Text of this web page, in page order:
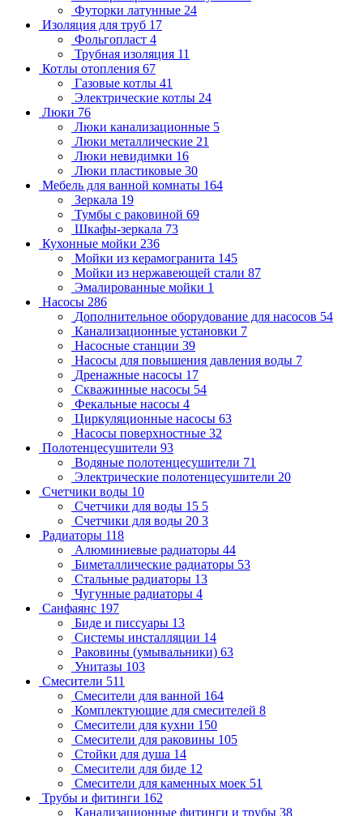
Футорки латунные 24
Изоляция для труб 17
Фольгопласт 4
Трубная изоляция 11
Котлы отопления 67
Газовые котлы 41
Электрические котлы 24
Люки 76
Люки канализационные 5
Люки металлические 21
Люки невидимки 16
Люки пластиковые 30
Мебель для ванной комнаты 164
Зеркала 19
Тумбы с раковиной 69
Шкафы-зеркала 73
Кухонные мойки 236
Мойки из керамогранита 145
Мойки из нержавеющей стали 87
Эмалированные мойки 1
Насосы 286
Дополнительное оборудование для насосов 54
Канализационные установки 7
Насосные станции 39
Насосы для повышения давления воды 7
Дренажные насосы 17
Скважинные насосы 54
Фекальные насосы 4
Циркуляционные насосы 63
Насосы поверхностные 32
Полотенцесушители 93
Водяные полотенцесушители 71
Электрические полотенцесушители 20
Счетчики воды 10
Счетчики для воды 15 5
Счетчики для воды 20 3
Радиаторы 118
Алюминиевые радиаторы 44
Биметаллические радиаторы 53
Стальные радиаторы 13
Чугунные радиаторы 4
Санфаянс 197
Биде и писсуары 13
Системы инсталляции 14
Раковины (умывальники) 63
Унитазы 103
Смесители 511
Смесители для ванной 164
Комплектующие для смесителей 8
Смесители для кухни 150
Смесители для раковины 105
Стойки для душа 14
Смесители для биде 12
Смесители для каменных моек 51
Трубы и фитинги 162
Канализационные фитинги и трубы 38